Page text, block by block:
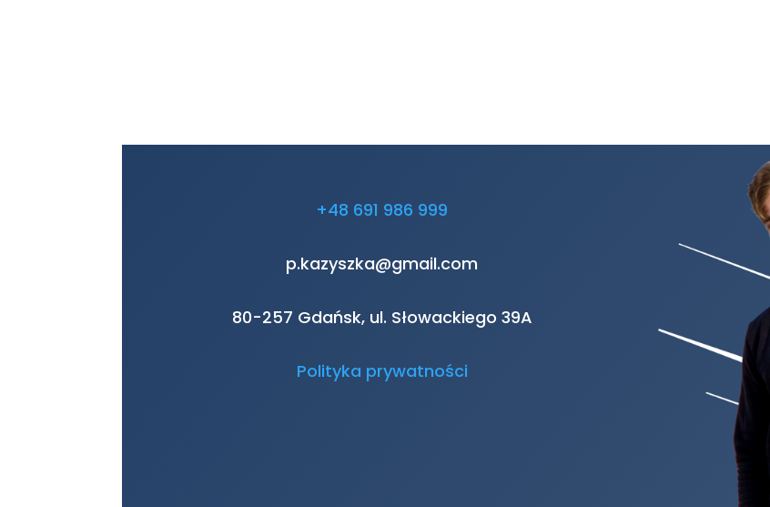
+48 691 986 999
p.kazyszka@gmail.com
80-257 Gdańsk, ul. Słowackiego 39A
Polityka prywatności